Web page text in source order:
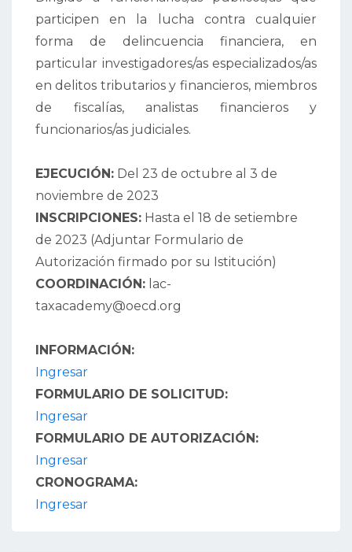
participen en la lucha contra cualquier
forma de delincuencia financiera, en
particular investigadores/as especializados/as
en delitos tributarios y financieros, miembros
de fiscalías, analistas financieros y
funcionarios/as judiciales.
EJECUCIÓN: Del 23 de octubre al 3 de
noviembre de 2023
INSCRIPCIONES: Hasta el 18 de setiembre
de 2023 (Adjuntar Formulario de
Autorización firmado por su Istitución)
COORDINACIÓN: lac-
taxacademy@oecd.org
INFORMACIÓN:
Ingresar
FORMULARIO DE SOLICITUD:
Ingresar
FORMULARIO DE AUTORIZACIÓN:
Ingresar
CRONOGRAMA:
Ingresar